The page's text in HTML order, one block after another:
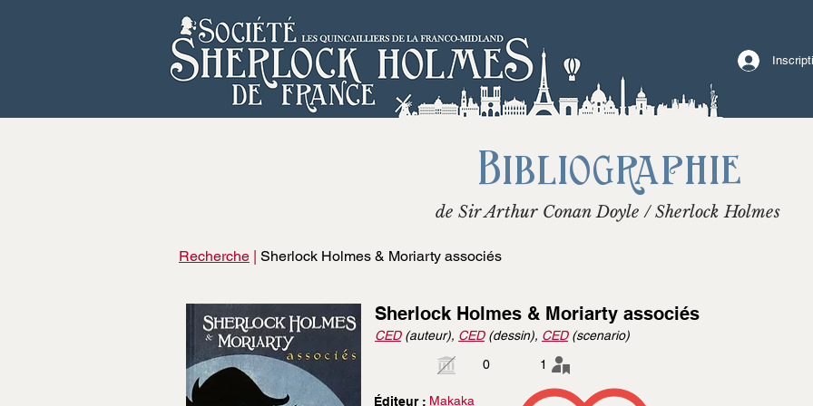
Bibliographie
de Sir Arthur Conan Doyle / Sherlock Holmes
Recherche | Sherlock Holmes & Moriarty associés
Sherlock Holmes & Moriarty associés
CED(auteur), CED(dessin), CED(scenario)
0
1
Éditeur : Makaka